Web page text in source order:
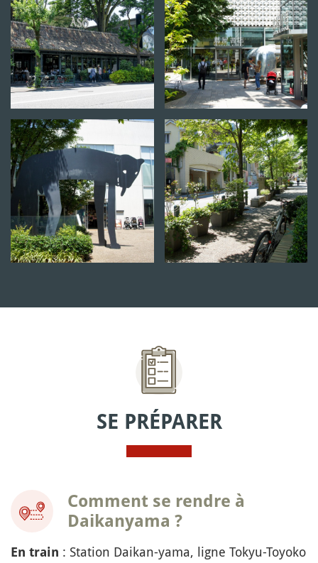
SE PRÉPARER
Comment se rendre à
Daikanyama ?
En train : Station Daikan-yama, ligne Tokyu-Toyoko